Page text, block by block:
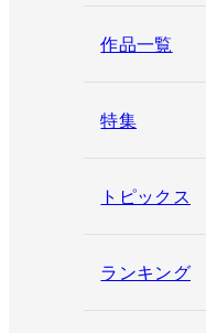
作品一覧
特集
トピックス
ランキング